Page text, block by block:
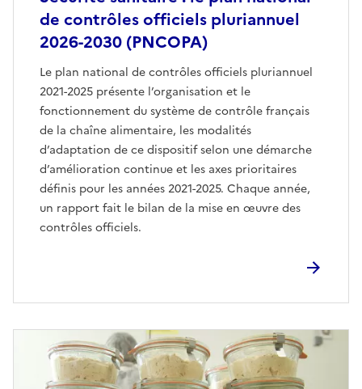
de contrôles officiels pluriannuel
2026-2030 (PNCOPA)
Le plan national de contrôles officiels pluriannuel
2021-2025 présente l’organisation et le
fonctionnement du système de contrôle français
de la chaîne alimentaire, les modalités
d’adaptation de ce dispositif selon une démarche
d’amélioration continue et les axes prioritaires
définis pour les années 2021-2025. Chaque année,
un rapport fait le bilan de la mise en œuvre des
contrôles officiels.